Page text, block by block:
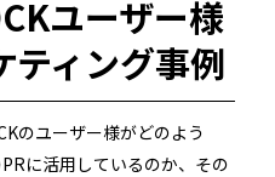
ユーザー様
ティング事例
のユーザー様がどのよう
に活用しているのか、その